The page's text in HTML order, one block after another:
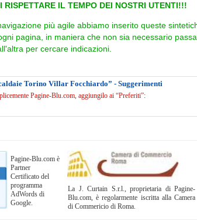
RISPETTARE IL TEMPO DEI NOSTRI UTENTI!!!
più agile abbiamo inserito queste
pagina, in maniera che non sia necessario
per cercare indicazioni.
Torino Villar Focchiardo” - Suggerimenti
Pagine-Blu.com, aggiungilo ai “Preferiti”:
Pagine-Blu.com è
Partner
Certificato del
programma
AdWords di
Google.
La J. Curtain S.r.l., proprietaria di Pagine-
Blu.com, è regolarmente iscritta alla Camera
di Commericio di Roma.